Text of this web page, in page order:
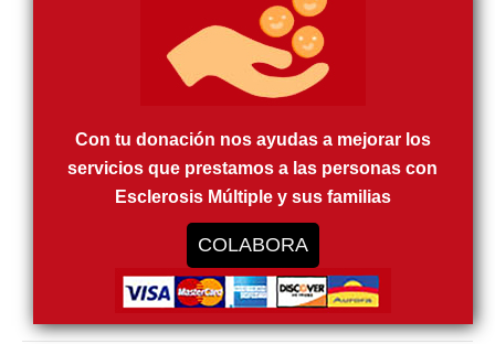
Con tu donación nos ayudas a mejorar los
servicios que prestamos a las personas con
Esclerosis Múltiple y sus familias
COLABORA